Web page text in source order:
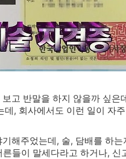
고 반말을 하지 않을까 싶은
, 회사에서도 이런 일이 자
해주었는데, 술, 담배를 하
들이 말세다라고 하거나,